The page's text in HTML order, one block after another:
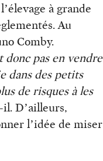
à grande
Au
Comby.
donc pas en vendre
dans des petits
de risques à les
D’ailleurs,
l’idée de miser